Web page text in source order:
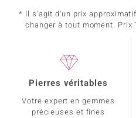
* Il s'agit d'un prix
changer à tout moment.
Pierres véritables
Votre expert en gemmes
précieuses et fines